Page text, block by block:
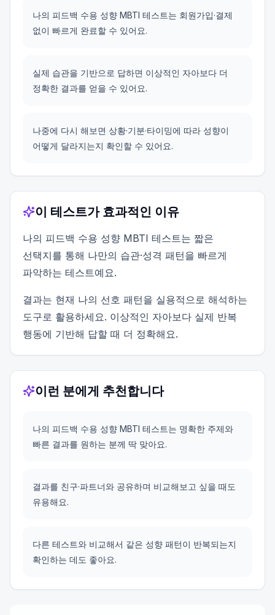
나의 피드백 수용 성향 MBTI 테스트는 회원가입·결제
없이 빠르게 완료할 수 있어요.
실제 습관을 기반으로 답하면 이상적인 자아보다 더
정확한 결과를 얻을 수 있어요.
나중에 다시 해보면 상황·기분·타이밍에 따라 성향이
어떻게 달라지는지 확인할 수 있어요.
이 테스트가 효과적인 이유
나의 피드백 수용 성향 MBTI 테스트는 짧은
선택지를 통해 나만의 습관·성격 패턴을 빠르게
파악하는 테스트예요.
결과는 현재 나의 선호 패턴을 실용적으로 해석하는
도구로 활용하세요. 이상적인 자아보다 실제 반복
행동에 기반해 답할 때 더 정확해요.
이런 분에게 추천합니다
나의 피드백 수용 성향 MBTI 테스트는 명확한 주제와
빠른 결과를 원하는 분께 딱 맞아요.
결과를 친구·파트너와 공유하며 비교해보고 싶을 때도
유용해요.
다른 테스트와 비교해서 같은 성향 패턴이 반복되는지
확인하는 데도 좋아요.